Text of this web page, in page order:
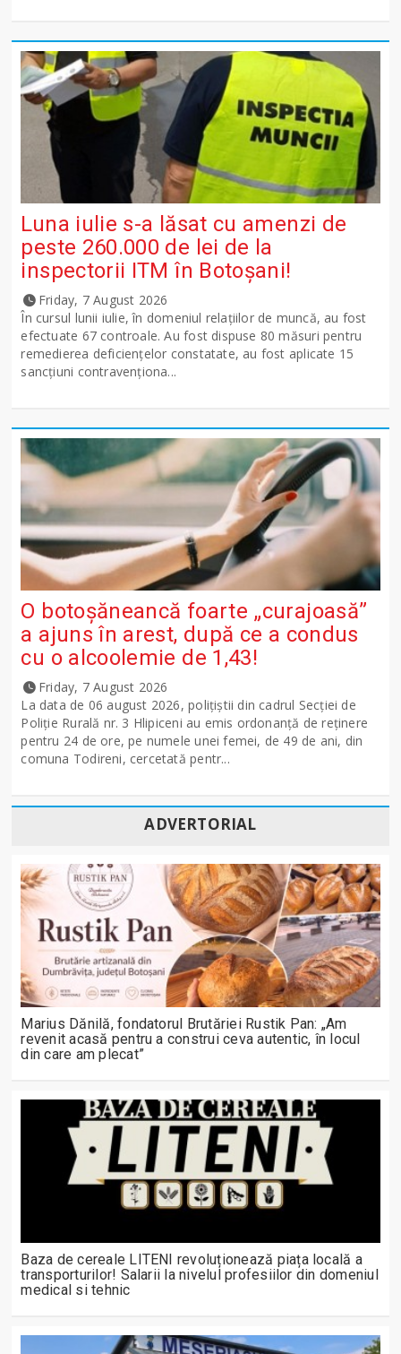
Luna iulie s-a lăsat cu amenzi de
peste 260.000 de lei de la
inspectorii ITM în Botoșani!
Friday, 7 August 2026
În cursul lunii iulie, în domeniul relațiilor de muncă, au fost
efectuate 67 controale. Au fost dispuse 80 măsuri pentru
remedierea deficiențelor constatate, au fost aplicate 15
sancţiuni contravenționa...
O botoșăneancă foarte „curajoasă”
a ajuns în arest, după ce a condus
cu o alcoolemie de 1,43!
Friday, 7 August 2026
La data de 06 august 2026, polițiștii din cadrul Secției de
Poliție Rurală nr. 3 Hlipiceni au emis ordonanță de reținere
pentru 24 de ore, pe numele unei femei, de 49 de ani, din
comuna Todireni, cercetată pentr...
ADVERTORIAL
Marius Dănilă, fondatorul Brutăriei Rustik Pan: „Am
revenit acasă pentru a construi ceva autentic, în locul
din care am plecat”
Baza de cereale LITENI revoluționează piața locală a
transporturilor! Salarii la nivelul profesiilor din domeniul
medical si tehnic